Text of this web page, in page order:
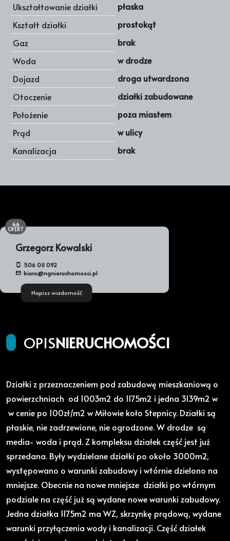
Ukształtowanie działki
płaska
Kształt działki
prostokąt
Gaz
brak
Woda
w drodze
Dojazd
droga utwardzona
Otoczenie
działki zabudowane
Położenie
poza miastem
Prąd
w ulicy
Kanalizacja
brak
Grzegorz Kowalski
506 011 092
biuro@ngnieruchomosci.pl
Napisz wiadomość
46
OFERT
OPISNIERUCHOMOŚCI
Działki z przeznaczeniem pod zabudowę mieszkaniową o
powierzchniach od 1003m2 do 1175m2 i jedna 3139m2 w
w cenie po 100zł/m2 w Miłowie koło Stepnicy. Działki są
płaskie, nie zadrzewione, nie ogrodzone. W drodze są
media- woda i prąd. Z kompleksu działek część jest już
sprzedana. Były wydzielane działki po około 3000m2,
występowano o warunki zabudowy i wtórnie dzielono na
mniejsze. Obecnie na nowe mniejsze działki po wtórnym
podziale na część już są wydane nowe warunki zabudowy.
Jedna działka 1175m2 ma WZ, skrzynkę prądową, wydane
warunki przyłączenia wody i kanalizacji. Część działek